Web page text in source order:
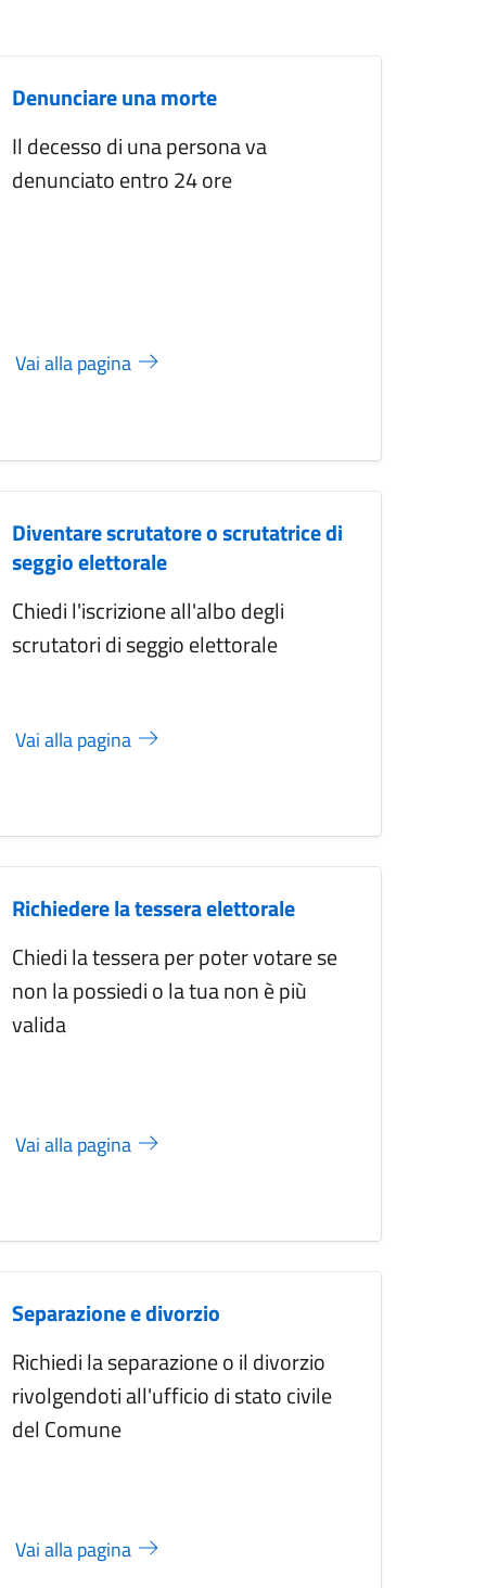
Denunciare una morte
Il decesso di una persona va
denunciato entro 24 ore
Vai alla pagina
Diventare scrutatore o scrutatrice di
seggio elettorale
Chiedi l'iscrizione all'albo degli
scrutatori di seggio elettorale
Vai alla pagina
Richiedere la tessera elettorale
Chiedi la tessera per poter votare se
non la possiedi o la tua non è più
valida
Vai alla pagina
Separazione e divorzio
Richiedi la separazione o il divorzio
rivolgendoti all'ufficio di stato civile
del Comune
Vai alla pagina